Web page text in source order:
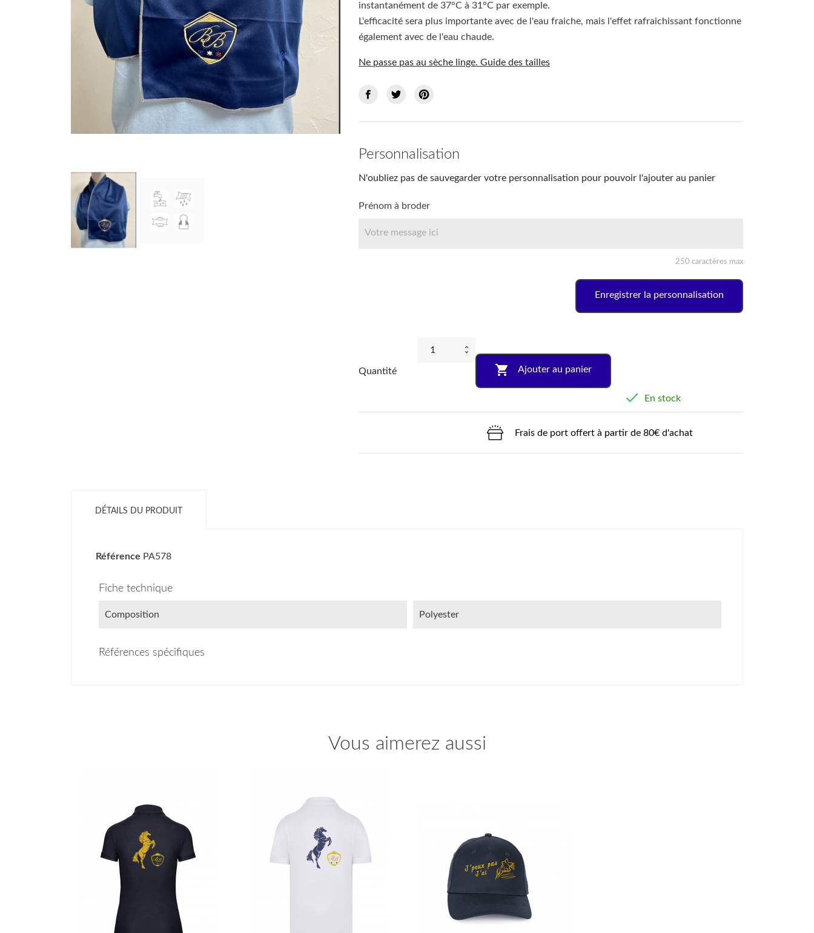
instantanément de 37°C à 31°C par exemple.
L'efficacité sera plus importante avec de l'eau fraiche, mais l'effet rafraichissant fonctionne
également avec de l'eau chaude.
Ne passe pas au sèche linge. Guide des tailles
Personnalisation
N'oubliez pas de sauvegarder votre personnalisation pour pouvoir l'ajouter au panier
Prénom à broder
250 caractères max
Enregistrer la personnalisation
Quantité  Ajouter au panier
 En stock
Frais de port offert à partir de 80€ d'achat
DÉTAILS DU PRODUIT
Référence PA578
Fiche technique
Composition Polyester
Références spécifiques
Vous aimerez aussi